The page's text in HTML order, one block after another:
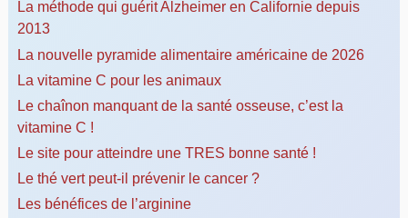
La méthode qui guérit Alzheimer en Californie depuis
2013
La nouvelle pyramide alimentaire américaine de 2026
La vitamine C pour les animaux
Le chaînon manquant de la santé osseuse, c’est la
vitamine C !
Le site pour atteindre une TRES bonne santé !
Le thé vert peut-il prévenir le cancer ?
Les bénéfices de l’arginine